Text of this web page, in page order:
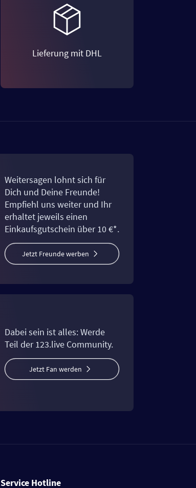
Lieferung mit DHL
Weitersagen lohnt sich für
Dich und Deine Freunde!
Empfiehl uns weiter und Ihr
erhaltet jeweils einen
Einkaufsgutschein über 10 €*.
Jetzt Freunde werben
Dabei sein ist alles: Werde
Teil der 123.live Community.
Jetzt Fan werden
Service Hotline